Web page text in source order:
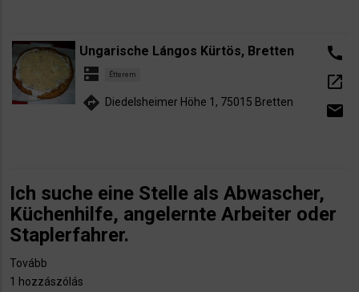
Ungarische Lángos Kürtös, Bretten
dns Étterem
directions Diedelsheimer Höhe 1, 75015 Bretten
call
open_in_new
email
Ich suche eine Stelle als Abwascher,
Küchenhilfe, angelernte Arbeiter oder
Staplerfahrer.
Tovább
suche
1 hozzászólás